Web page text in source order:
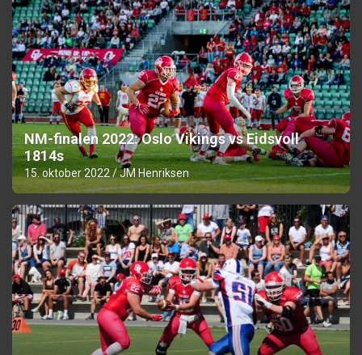
NM-finalen 2022: Oslo Vikings vs Eidsvoll
1814s
15. oktober 2022 JM Henriksen